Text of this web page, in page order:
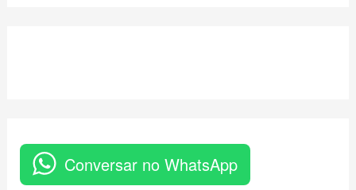
Conversar no WhatsApp